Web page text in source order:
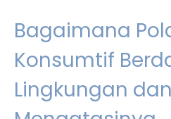
Bagaimana
Konsumtif
Lingkungan